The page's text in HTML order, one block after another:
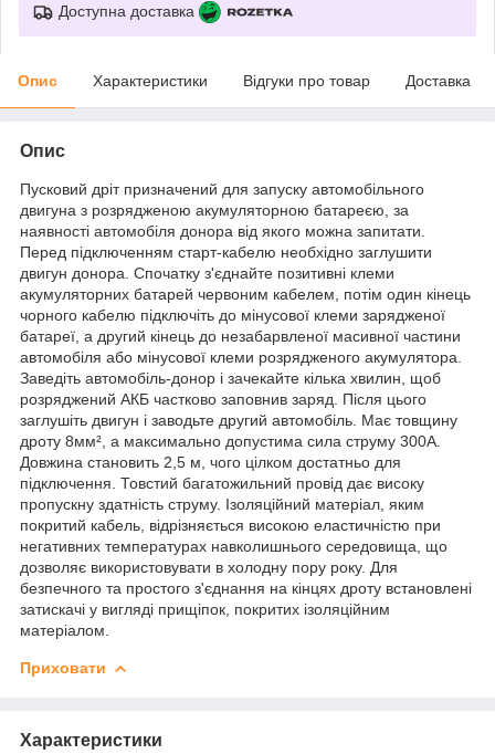
Доступна доставка
Опис Характеристики Відгуки про товар Доставка
Опис
Пусковий дріт призначений для запуску автомобільного
двигуна з розрядженою акумуляторною батареєю, за
наявності автомобіля донора від якого можна запитати.
Перед підключенням старт-кабелю необхідно заглушити
двигун донора. Спочатку з'єднайте позитивні клеми
акумуляторних батарей червоним кабелем, потім один кінець
чорного кабелю підключіть до мінусової клеми зарядженої
батареї, а другий кінець до незабарвленої масивної частини
автомобіля або мінусової клеми розрядженого акумулятора.
Заведіть автомобіль-донор і зачекайте кілька хвилин, щоб
розряджений АКБ частково заповнив заряд. Після цього
заглушіть двигун і заводьте другий автомобіль. Має товщину
дроту 8мм², а максимально допустима сила струму 300А.
Довжина становить 2,5 м, чого цілком достатньо для
підключення. Товстий багатожильний провід дає високу
пропускну здатність струму. Ізоляційний матеріал, яким
покритий кабель, відрізняється високою еластичністю при
негативних температурах навколишнього середовища, що
дозволяє використовувати в холодну пору року. Для
безпечного та простого з'єднання на кінцях дроту встановлені
затискачі у вигляді прищіпок, покритих ізоляційним
матеріалом.
Приховати
Характеристики